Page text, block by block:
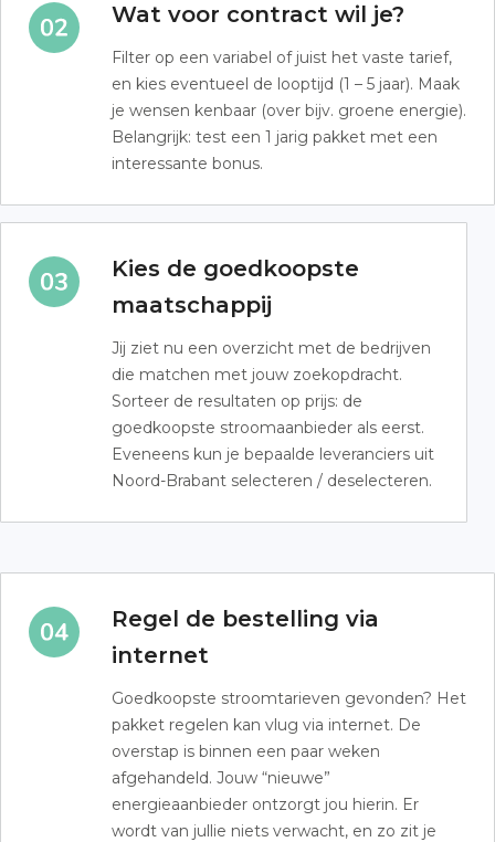
Wat voor contract wil je?
Filter op een variabel of juist het vaste tarief,
en kies eventueel de looptijd (1 – 5 jaar). Maak
je wensen kenbaar (over bijv. groene energie).
Belangrijk: test een 1 jarig pakket met een
interessante bonus.
Kies de goedkoopste
maatschappij
Jij ziet nu een overzicht met de bedrijven
die matchen met jouw zoekopdracht.
Sorteer de resultaten op prijs: de
goedkoopste stroomaanbieder als eerst.
Eveneens kun je bepaalde leveranciers uit
Noord-Brabant selecteren / deselecteren.
Regel de bestelling via
internet
Goedkoopste stroomtarieven gevonden? Het
pakket regelen kan vlug via internet. De
overstap is binnen een paar weken
afgehandeld. Jouw “nieuwe”
energieaanbieder ontzorgt jou hierin. Er
wordt van jullie niets verwacht, en zo zit je